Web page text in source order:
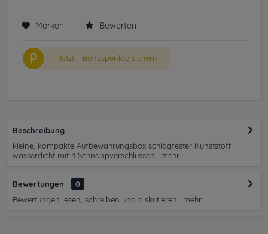
Merken Bewerten
P Jetzt Bonuspunkte sichern
Beschreibung
kleine, kompakte Aufbewahrungsbox schlagfester Kunststoff
wasserdicht mit 4 Schnappverschlüssen...
mehr
Bewertungen
0
Bewertungen lesen, schreiben und diskutieren...
mehr